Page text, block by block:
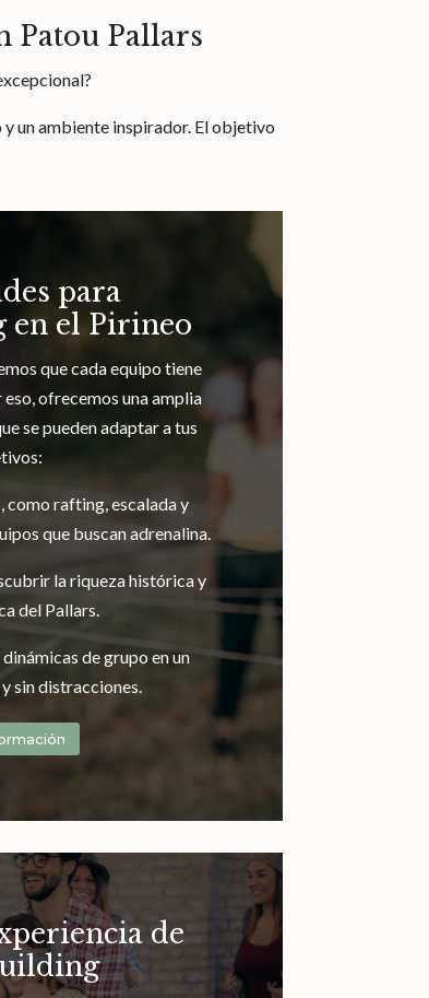
Patou Pallars
un ambiente inspirador. El objetivo
para
en el Pirineo
que cada equipo tiene
ofrecemos una amplia
se pueden adaptar a tus
, como rafting, escalada y
que buscan adrenalina.
la riqueza histórica y
del Pallars.
dinámicas de grupo en un
sin distracciones.
de